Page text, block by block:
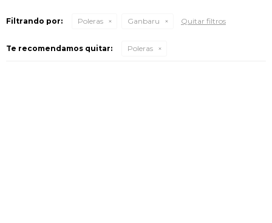
Filtrando por: Poleras Ganbaru Quitar filtros
Te recomendamos quitar: Poleras